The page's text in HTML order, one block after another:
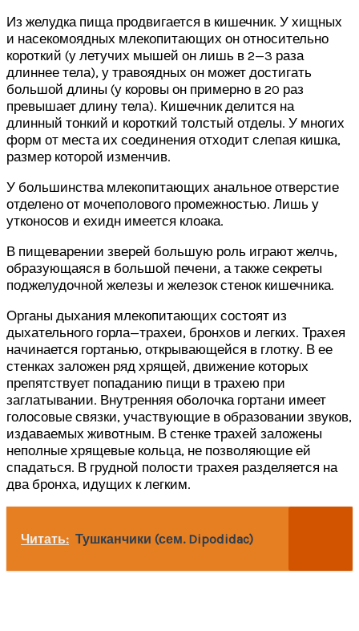
Из желудка пища продвигается в кишечник. У хищных
и насекомоядных млекопитающих он относительно
короткий (у летучих мышей он лишь в 2—3 раза
длиннее тела), у травоядных он может достигать
большой длины (у коровы он примерно в 20 раз
превышает длину тела). Кишечник делится на
длинный тонкий и короткий толстый отделы. У многих
форм от места их соединения отходит слепая кишка,
размер которой изменчив.
У большинства млекопитающих анальное отверстие
отделено от мочеполового промежностью. Лишь у
утконосов и ехидн имеется клоака.
В пищеварении зверей большую роль играют желчь,
образующаяся в большой печени, а также секреты
поджелудочной железы и железок стенок кишечника.
Органы дыхания млекопитающих состоят из
дыхательного горла—трахеи, бронхов и легких. Трахея
начинается гортанью, открывающейся в глотку. В ее
стенках заложен ряд хрящей, движение которых
препятствует попаданию пищи в трахею при
заглатывании. Внутренняя оболочка гортани имеет
голосовые связки, участвующие в образовании звуков,
издаваемых животным. В стенке трахей заложены
неполные хрящевые кольца, не позволяющие ей
спадаться. В грудной полости трахея разделяется на
два бронха, идущих к легким.
Читать: Тушканчики (сем. Dipodidac)